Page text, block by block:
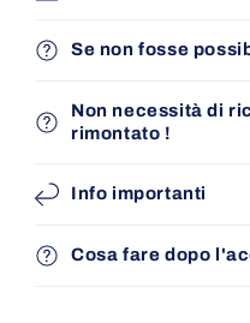
Se non fosse
Non necessità di
rimontato !
Info importanti
Cosa fare dopo